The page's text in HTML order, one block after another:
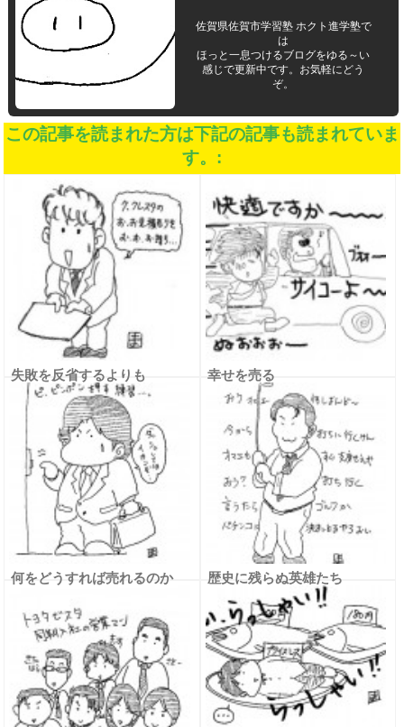
佐賀県佐賀市学習塾 ホクト進学塾で
は
ほっと一息つけるブログをゆる～い
感じで更新中です。お気軽にどう
ぞ。
この記事を読まれた方は下記の記事も読まれていま
す。:
失敗を反省するよりも 幸せを売る
何をどうすれば売れるのか 歴史に残らぬ英雄たち